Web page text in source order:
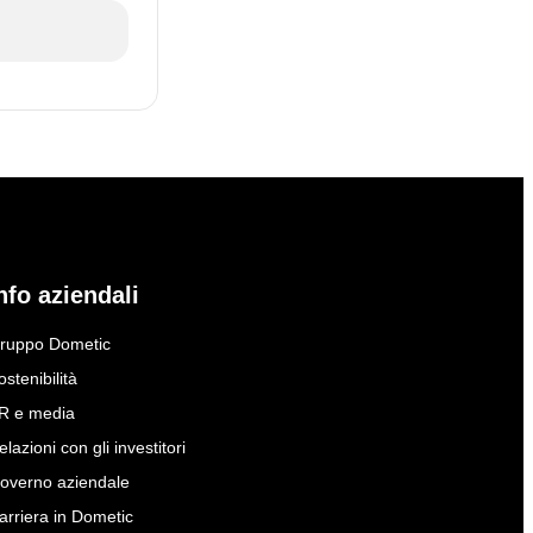
aziendali
Dometic
e media
con gli investitori
aziendale
in Dometic